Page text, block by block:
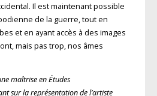
Il est maintenant possible
de la guerre, tout en
et en ayant accès à des images
mais pas trop, nos âmes
maîtrise en Études
sur la représentation de l’artiste